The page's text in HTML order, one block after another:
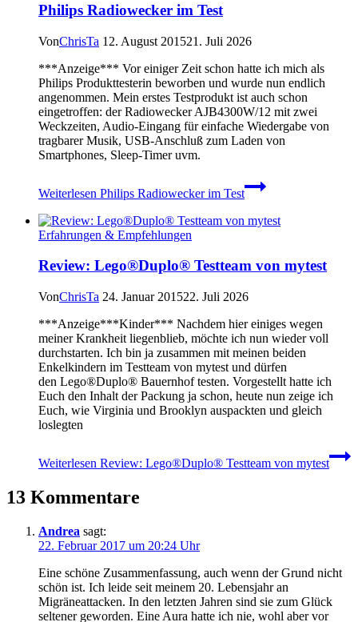
Philips Radiowecker im Test
VonChrisTa 12. August 201521. Juli 2026
***Anzeige*** Vor einiger Zeit schon hatte ich mich als
Philips Produkttesterin beworben und wurde nun endlich
angenommen. Mein erstes Testprodukt ist auch schon
eingetroffen: der Radiowecker AJB4300W/12 mit zwei
Weckzeiten, Audio-Eingang für einfache Wiedergabe von
tragbarer Musik, USB-Anschluß zum Laden von
Smartphones, Sleep-Timer uvm.
Weiterlesen Philips Radiowecker im Test
Erfahrungen & Empfehlungen
Review: Lego®Duplo® Testteam von mytest
VonChrisTa 24. Januar 201522. Juli 2026
***Anzeige***Kinder*** Nachdem hier einiges wegen
meiner Krankheit liegenblieb, möchte ich nun wieder voll
durchstarten. Ich bin ja zusammen mit meinen beiden
Enkelkindern im Testteam von mytest und dürfen
den Lego®Duplo® Bauernhof testen. Vorgestellt hatte ich
Euch den Inhalt der Packung ja schon, heute nun zeige ich
Euch, wie Virginia und Brooklyn auspackten und gleich
loslegten
Weiterlesen Review: Lego®Duplo® Testteam von mytest
13 Kommentare
Andrea sagt:
22. Februar 2017 um 20:24 Uhr
Eine schöne Zusammenfassung, auch wenn der Grund nicht
schön ist. Ich leide seit meinem 20. Lebensjahr an
Migräneattacken. In den letzten Jahren sind sie zum Glück
seltener geworden. Eine Aura hatte ich nie, wohl aber vor